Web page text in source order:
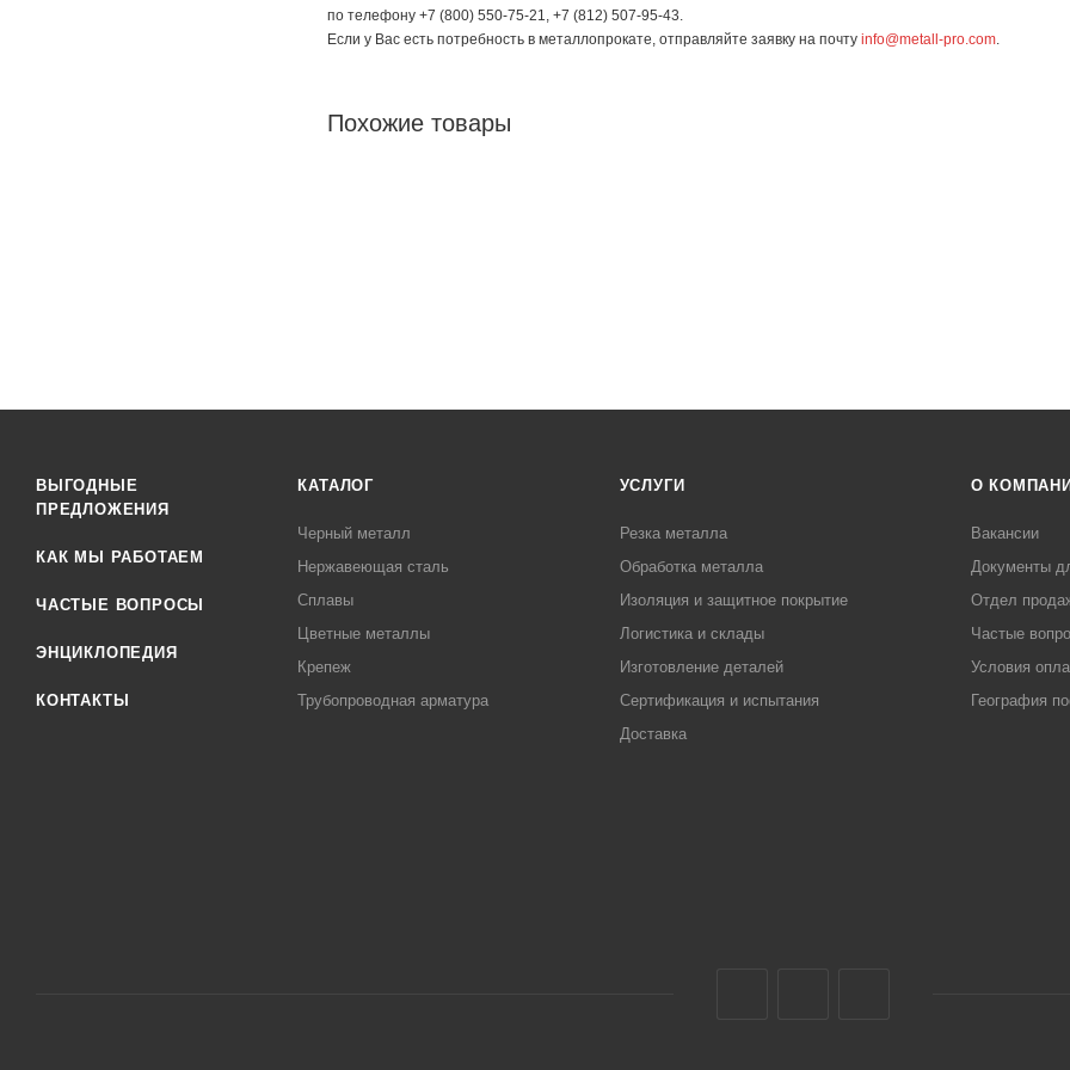
по телефону +7 (800) 550-75-21, +7 (812) 507-95-43.
Если у Вас есть потребность в металлопрокате, отправляйте заявку на почту info@metall-pro.com.
Похожие товары
ВЫГОДНЫЕ
ПРЕДЛОЖЕНИЯ
КАК МЫ РАБОТАЕМ
ЧАСТЫЕ ВОПРОСЫ
ЭНЦИКЛОПЕДИЯ
КОНТАКТЫ
КАТАЛОГ
Черный металл
Нержавеющая сталь
Сплавы
Цветные металлы
Крепеж
Трубопроводная арматура
УСЛУГИ
Резка металла
Обработка металла
Изоляция и защитное покрытие
Логистика и склады
Изготовление деталей
Сертификация и испытания
Доставка
О
Вакансии
Документы
Отдел
Частые
Условия
География